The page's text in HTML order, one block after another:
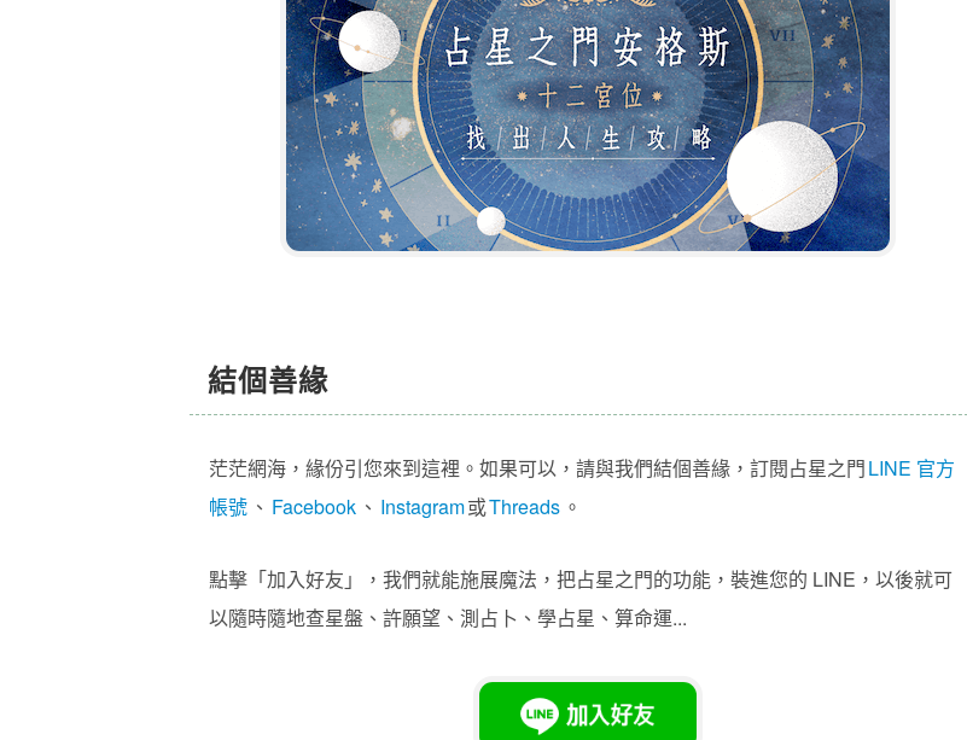
結個善緣
茫茫網海，緣份引您來到這裡。如果可以，請與我們結個善緣，訂閱占星之門LINE 官方
帳號 、 Facebook 、 Instagram或Threads 。
點擊「加入好友」，我們就能施展魔法，把占星之門的功能，裝進您的 LINE，以後就可
以隨時隨地查星盤、許願望、測占卜、學占星、算命運...